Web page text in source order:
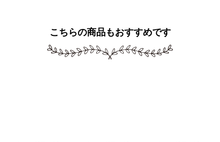
こちらの商品もおすすめです